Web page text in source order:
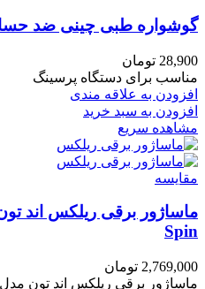
گوشواره طبی چینی ضد
28,900 تومان
مناسب برای دستگاه پرسینگ
افزودن به علاقه مندی
افزودن به سبد خرید
مشاهده سریع
مقایسه
Spin
2,769,000 تومان
ماساژور برقی ریلکس اند تون